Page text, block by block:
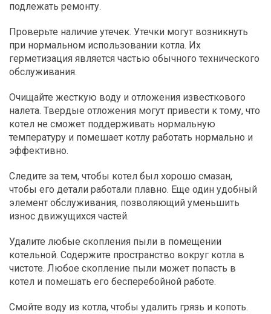
подлежать ремонту.
Проверьте наличие утечек. Утечки могут возникнуть
при нормальном использовании котла. Их
герметизация является частью обычного технического
обслуживания.
Очищайте жесткую воду и отложения известкового
налета. Твердые отложения могут привести к тому, что
котел не сможет поддерживать нормальную
температуру и помешает котлу работать нормально и
эффективно.
Следите за тем, чтобы котел был хорошо смазан,
чтобы его детали работали плавно. Еще один удобный
элемент обслуживания, позволяющий уменьшить
износ движущихся частей.
Удалите любые скопления пыли в помещении
котельной. Содержите пространство вокруг котла в
чистоте. Любое скопление пыли может попасть в
котел и помешать его бесперебойной работе.
Смойте воду из котла, чтобы удалить грязь и копоть.